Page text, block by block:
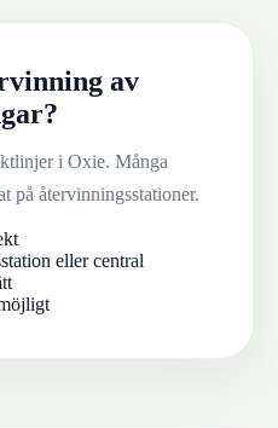
av
?
i Oxie. Många
på återvinningsstationer.
eller central